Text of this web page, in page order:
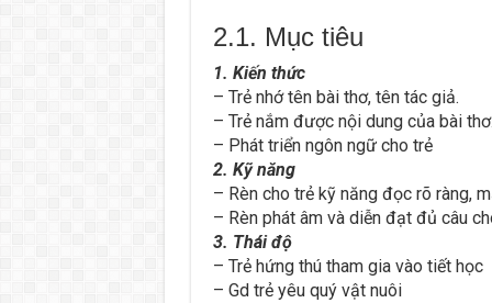
2.1. Mục tiêu
1. Kiến thức
– Trẻ nhớ tên bài thơ, tên tác giả.
– Trẻ nắm được nội dung của bài
– Phát triển ngôn ngữ cho trẻ
2. Kỹ năng
– Rèn cho trẻ kỹ năng đọc rõ ràng,
– Rèn phát âm và diễn đạt đủ câu
3. Thái độ
– Trẻ hứng thú tham gia vào tiết học
– Gd trẻ yêu quý vật nuôi